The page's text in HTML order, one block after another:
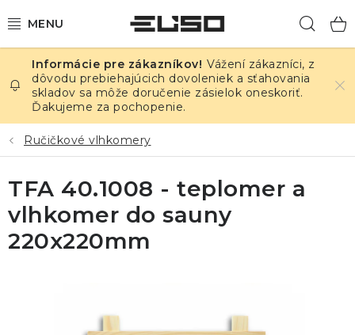
na
ELEKTRINA
TEPLOTA A VLHKOSŤ
TLAK A ÚNIKY
ZÁZNAMNÍKY
KALIBRÁCIA
Vážení zákazníci, z
dôvodu prebiehajúcich dovoleniek a sťahovania
skladov sa môže doručenie zásielok oneskoriť.
Ďakujeme za pochopenie.
Ručičkové vlhkomery
TFA 40.1008 - teplomer a
vlhkomer do sauny
220x220mm